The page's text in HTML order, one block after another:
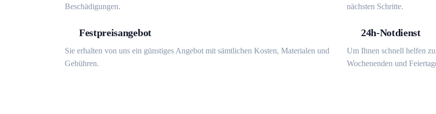
Beschädigungen.
nächsten Schritte.
Festpreisangebot
Sie erhalten von uns ein günstiges Angebot mit sämtlichen Kosten, Materialen und
Gebühren.
24h-Notdienst
Um Ihnen schnell helfen
Wochenenden und